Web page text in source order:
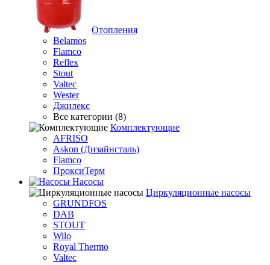
Отопления
Belamos
Flamco
Reflex
Stout
Valtec
Wester
Джилекс
Все категории (8)
Комплектующие
AFRISO
Askon (Дизайнсталь)
Flamco
ПроксиТерм
Насосы
Циркуляционные насосы
GRUNDFOS
DAB
STOUT
Wilo
Royal Thermo
Valtec